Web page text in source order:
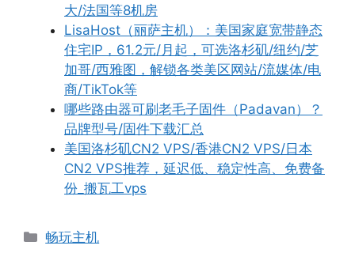
大/法国等8机房
LisaHost（丽萨主机）：美国家庭宽带静态
住宅IP，61.2元/月起，可选洛杉矶/纽约/芝
加哥/西雅图，解锁各类美区网站/流媒体/电
商/TikTok等
哪些路由器可刷老毛子固件（Padavan）？
品牌型号/固件下载汇总
美国洛杉矶CN2 VPS/香港CN2 VPS/日本
CN2 VPS推荐，延迟低、稳定性高、免费备
份_搬瓦工vps
分
畅玩主机